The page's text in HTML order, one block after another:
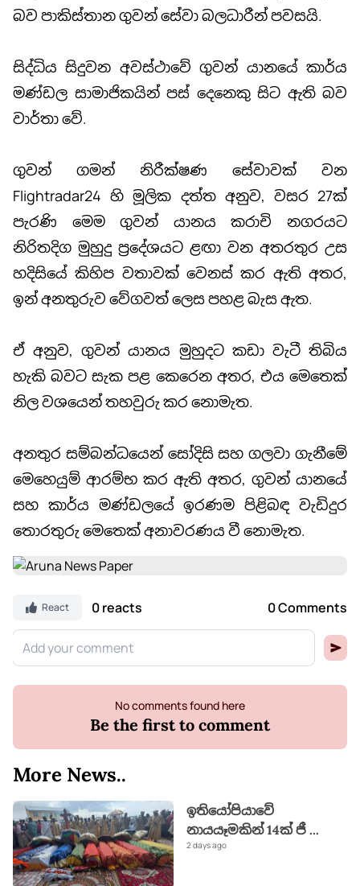
බව පාකිස්තාන ගුවන් සේවා බලධාරීන් පවසයි.
සිද්ධිය සිදුවන අවස්ථාවේ ගුවන් යානයේ කාර්ය
මණ්ඩල සාමාජිකයින් පස් දෙනෙකු සිට ඇති බව
වාර්තා වේ.
ගුවන් ගමන් නිරීක්ෂණ සේවාවක් වන
Flightradar24 හි මූලික දත්ත අනුව, වසර 27ක්
පැරණි මෙම ගුවන් යානය කරාචි නගරයට
නිරිතදිග මුහුදු ප්‍රදේශයට ළඟා වන අතරතුර උස
හදිසියේ කිහිප වතාවක් වෙනස් කර ඇති අතර,
ඉන් අනතුරුව වේගවත් ලෙස පහළ බැස ඇත.
ඒ අනුව, ගුවන් යානය මුහුදට කඩා වැටී තිබිය
හැකි බවට සැක පළ කෙරෙන අතර, එය මෙතෙක්
නිල වශයෙන් තහවුරු කර නොමැත.
අනතුර සම්බන්ධයෙන් සෝදිසි සහ ගලවා ගැනීමේ
මෙහෙයුම් ආරම්භ කර ඇති අතර, ගුවන් යානයේ
සහ කාර්ය මණ්ඩලයේ ඉරණම පිළිබඳ වැඩිදුර
තොරතුරු මෙතෙක් අනාවරණය වී නොමැත.
React 0 reacts 0 Comments
No comments found here
Be the first to comment
More News..
ඉතියෝපියාවේ
නායයෑමකින් 14ක් ජී ...
2 days ago